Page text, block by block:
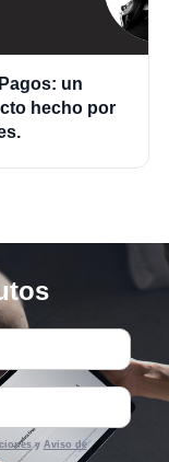
un
hecho por
y Aviso de